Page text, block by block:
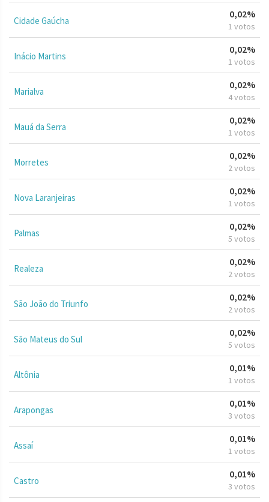
Cidade Gaúcha
0,02%
1 votos
Inácio Martins
0,02%
1 votos
Marialva
0,02%
4 votos
Mauá da Serra
0,02%
1 votos
Morretes
0,02%
2 votos
Nova Laranjeiras
0,02%
1 votos
Palmas
0,02%
5 votos
Realeza
0,02%
2 votos
São João do Triunfo
0,02%
2 votos
São Mateus do Sul
0,02%
5 votos
Altônia
0,01%
1 votos
Arapongas
0,01%
3 votos
Assaí
0,01%
1 votos
Castro
0,01%
3 votos